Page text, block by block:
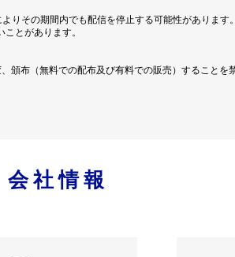
りその期間内でも配信を停止する可能性があります。
とがあります。
頒布（無料での配布及び有料での販売）することを
会社情報